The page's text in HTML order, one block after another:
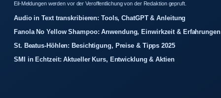
Eil-Meldungen werden vor der Veroffentlichung von der Redaktion gepruft.
Audio in Text transkribieren: Tools, ChatGPT & Anleitung
Fanola No Yellow Shampoo: Anwendung, Einwirkzeit & Erfahrungen
St. Beatus-Höhlen: Besichtigung, Preise & Tipps 2025
SMI in Echtzeit: Aktueller Kurs, Entwicklung & Aktien